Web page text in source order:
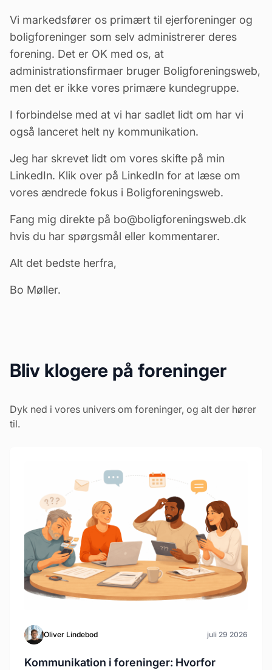
Vi markedsfører os primært til ejerforeninger og
boligforeninger som selv administrerer deres
forening. Det er OK med os, at
administrationsfirmaer bruger Boligforeningsweb,
men det er ikke vores primære kundegruppe.
I forbindelse med at vi har sadlet lidt om har vi
også lanceret helt ny kommunikation.
Jeg har skrevet lidt om vores skifte på min
LinkedIn. Klik over på LinkedIn for at læse om
vores ændrede fokus i Boligforeningsweb.
Fang mig direkte på bo@boligforeningsweb.dk
hvis du har spørgsmål eller kommentarer.
Alt det bedste herfra,
Bo Møller.
Bliv klogere på foreninger
Dyk ned i vores univers om foreninger, og alt der hører
til.
Oliver Lindebod juli 29 2026
Kommunikation i foreninger: Hvorfor